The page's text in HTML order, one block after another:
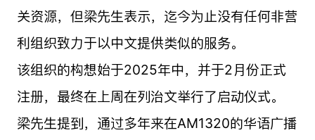
关资源，但梁先生表示，迄今为止没有任何非营
利组织致力于以中文提供类似的服务。
该组织的构想始于2025年中，并于2月份正式
注册，最终在上周在列治文举行了启动仪式。
梁先生提到，通过多年来在AM1320的华语广播